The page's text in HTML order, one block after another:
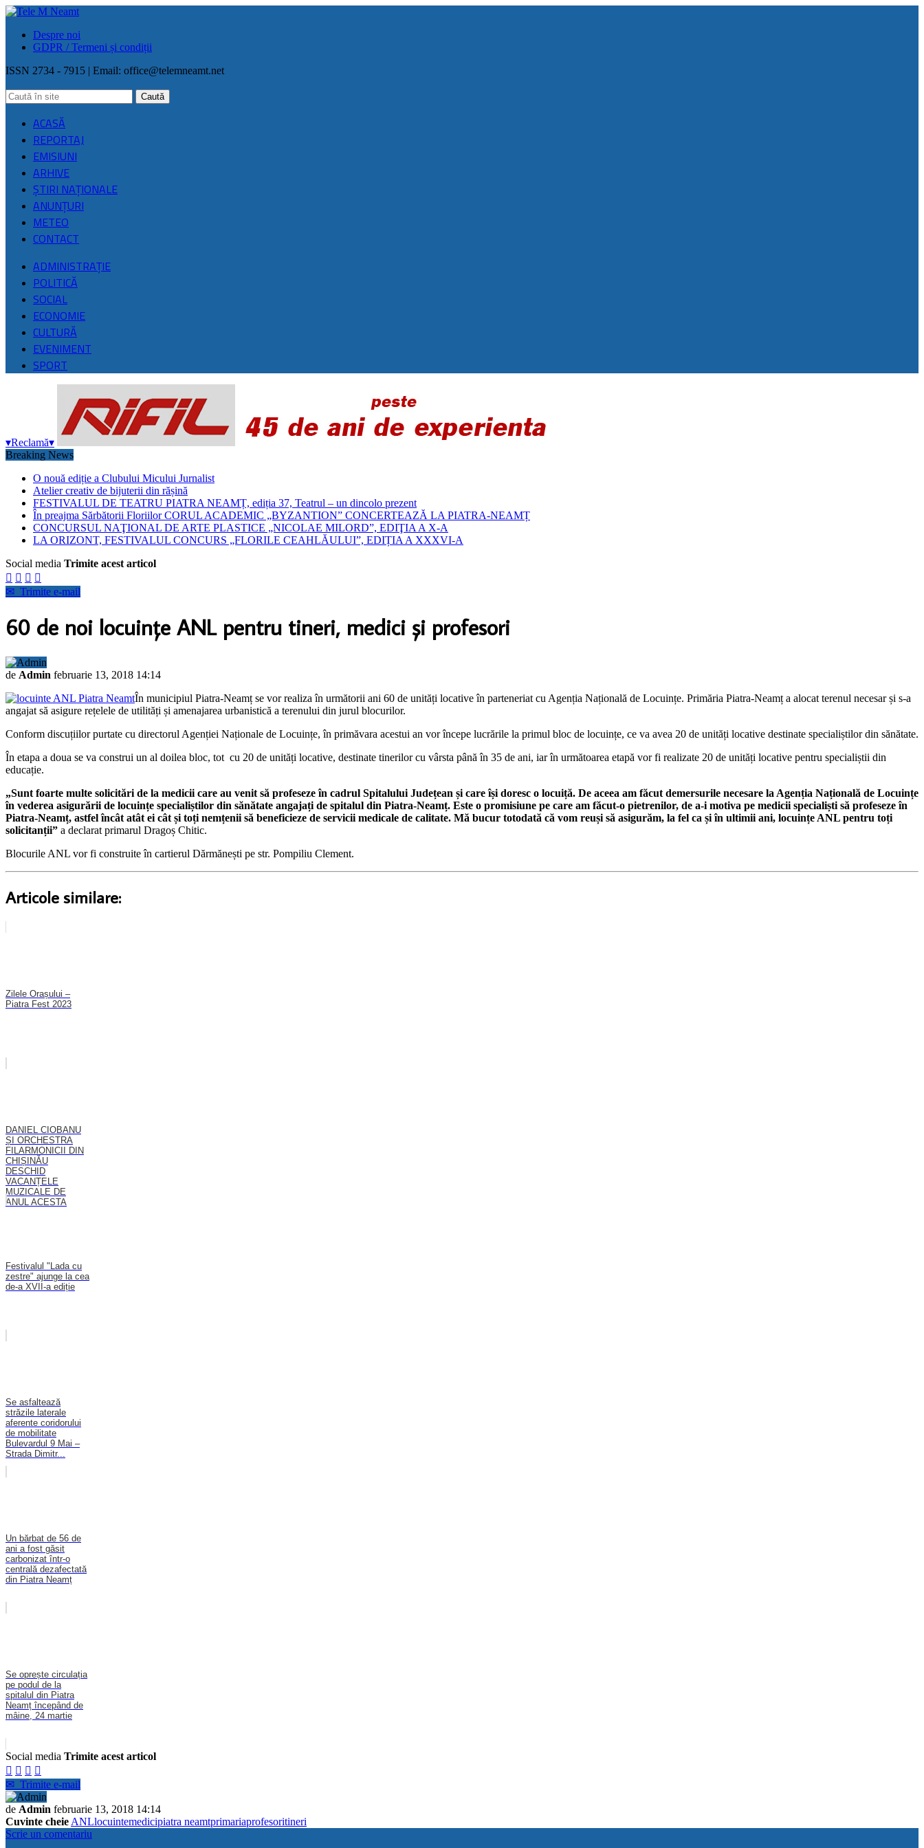
Despre noi
GDPR / Termeni și condiții
ISSN 2734 - 7915 | Email: office@telemneamt.net
ACASĂ
REPORTAJ
EMISIUNI
ARHIVE
ŞTIRI NAŢIONALE
ANUNȚURI
METEO
CONTACT
ADMINISTRAȚIE
POLITICĂ
SOCIAL
ECONOMIE
CULTURĂ
EVENIMENT
SPORT
▾Reclamă▾
Breaking News
O nouă ediție a Clubului Micului Jurnalist
Atelier creativ de bijuterii din rășină
FESTIVALUL DE TEATRU PIATRA NEAMȚ, ediția 37, Teatrul – un dincolo prezent
În preajma Sărbătorii Floriilor CORUL ACADEMIC „BYZANTION” CONCERTEAZĂ LA PIATRA-NEAMȚ
CONCURSUL NAŢIONAL DE ARTE PLASTICE „NICOLAE MILORD”, EDIŢIA A X-A
LA ORIZONT, FESTIVALUL CONCURS „FLORILE CEAHLĂULUI”, EDIȚIA A XXXVI-A
Social media Trimite acest articol
   
✉ Trimite e-mail
60 de noi locuinţe ANL pentru tineri, medici şi profesori
de Admin februarie 13, 2018 14:14
În municipiul Piatra-Neamț se vor realiza în următorii ani 60 de unități locative în parteneriat cu Agenția Națională de Locuințe. Primăria Piatra-Neamț a alocat terenul necesar și s-a
angajat să asigure rețelele de utilități și amenajarea urbanistică a terenului din jurul blocurilor.
Conform discuțiilor purtate cu directorul Agenției Naționale de Locuințe, în primăvara acestui an vor începe lucrările la primul bloc de locuințe, ce va avea 20 de unități locative destinate specialiștilor din sănătate.
În etapa a doua se va construi un al doilea bloc, tot cu 20 de unități locative, destinate tinerilor cu vârsta până în 35 de ani, iar în următoarea etapă vor fi realizate 20 de unități locative pentru specialiștii din
educație.
„Sunt foarte multe solicitări de la medicii care au venit să profeseze în cadrul Spitalului Județean și care își doresc o locuiță. De aceea am făcut demersurile necesare la Agenția Națională de Locuințe
în vederea asigurării de locuințe specialiștilor din sănătate angajați de spitalul din Piatra-Neamț. Este o promisiune pe care am făcut-o pietrenilor, de a-i motiva pe medicii specialiști să profeseze în
Piatra-Neamț, astfel încât atât ei cât și toți nemțenii să beneficieze de servicii medicale de calitate. Mă bucur totodată că vom reuși să asigurăm, la fel ca și în ultimii ani, locuințe ANL pentru toți
solicitanții” a declarat primarul Dragoș Chitic.
Blocurile ANL vor fi construite în cartierul Dărmănești pe str. Pompiliu Clement.
Articole similare:
Zilele Orașului –
Piatra Fest 2023
DANIEL CIOBANU
ȘI ORCHESTRA
FILARMONICII DIN
CHIȘINĂU
DESCHID
VACANȚELE
MUZICALE DE
ANUL ACESTA
Festivalul "Lada cu
zestre" ajunge la cea
de-a XVII-a ediție
Se asfaltează
străzile laterale
aferente coridorului
de mobilitate
Bulevardul 9 Mai –
Strada Dimitr...
Un bărbat de 56 de
ani a fost găsit
carbonizat într-o
centrală dezafectată
din Piatra Neamț
Se oprește circulația
pe podul de la
spitalul din Piatra
Neamț începând de
mâine, 24 martie
Social media Trimite acest articol
   
✉ Trimite e-mail
de Admin februarie 13, 2018 14:14
Cuvinte cheie ANLlocuintemedicipiatra neamtprimariaprofesoritineri
Scrie un comentariu